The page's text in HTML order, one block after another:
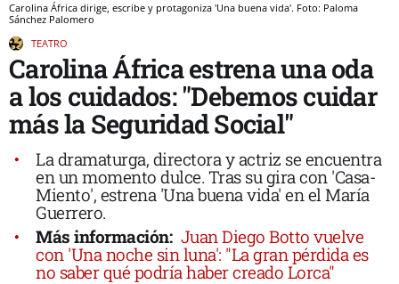
Carolina África dirige, escribe y protagoniza 'Una buena vida'. Foto: Paloma
Sánchez Palomero
TEATRO
Carolina África estrena una oda
a los cuidados: "Debemos cuidar
más la Seguridad Social"
La dramaturga, directora y actriz se encuentra
en un momento dulce. Tras su gira con 'Casa-
Miento', estrena 'Una buena vida' en el María
Guerrero.
Más información: Juan Diego Botto vuelve
con 'Una noche sin luna': "La gran pérdida es
no saber qué podría haber creado Lorca"